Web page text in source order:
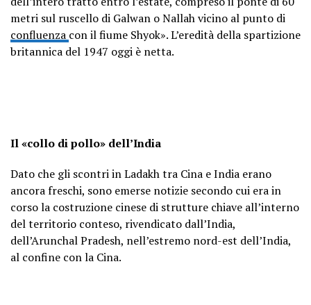
metri sul ruscello di Galwan o Nallah vicino al punto di
confluenza con il fiume Shyok». L’eredità della spartizione
britannica del 1947 oggi è netta.
Il «collo di pollo» dell’India
Dato che gli scontri in Ladakh tra Cina e India erano
ancora freschi, sono emerse notizie secondo cui era in
corso la costruzione cinese di strutture chiave all’interno
del territorio conteso, rivendicato dall’India,
dell’Arunchal Pradesh, nell’estremo nord-est dell’India,
al confine con la Cina.